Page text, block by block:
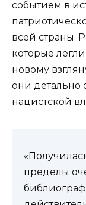
событием в
всей страны.
которые
новому
они детально
нацистской
пределы